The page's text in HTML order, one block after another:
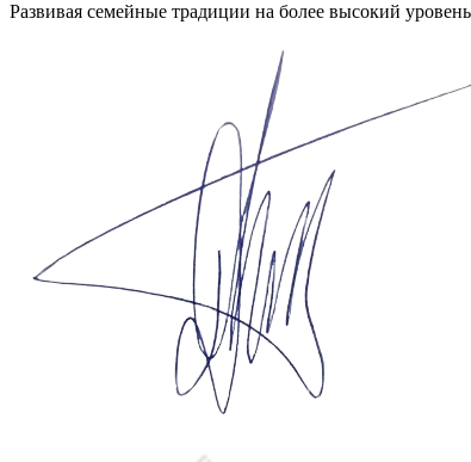
Развивая семейные традиции на более высокий